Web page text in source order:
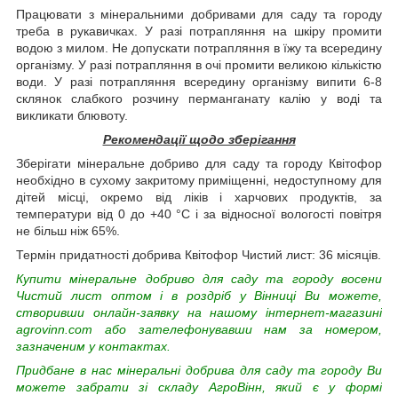
Працювати з мінеральними добривами для саду та городу
треба в рукавичках. У разі потрапляння на шкіру промити
водою з милом. Не допускати потрапляння в їжу та всередину
організму. У разі потрапляння в очі промити великою кількістю
води. У разі потрапляння всередину організму випити 6-8
склянок слабкого розчину перманганату калію у воді та
викликати блювоту.
Рекомендації щодо зберігання
Зберігати мінеральне добриво для саду та городу Квітофор
необхідно в сухому закритому приміщенні, недоступному для
дітей місці, окремо від ліків і харчових продуктів, за
температури від 0 до +40 °C і за відносної вологості повітря
не більш ніж 65%.
Термін придатності добрива Квітофор Чистий лист: 36 місяців.
Купити мінеральне добриво для саду та городу восени
Чистий лист оптом і в роздріб у Вінниці Ви можете,
створивши онлайн-заявку на нашому інтернет-магазині
agrovinn.com або зателефонувавши нам за номером,
зазначеним у контактах.
Придбане в нас мінеральні добрива для саду та городу Ви
можете забрати зі складу АгроВінн, який є у формі